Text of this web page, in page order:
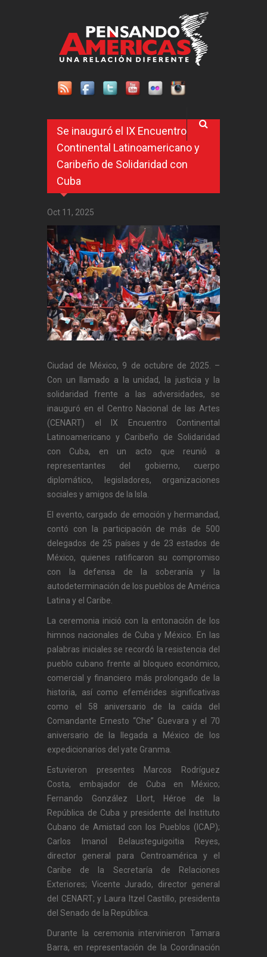
Se inauguró el IX Encuentro
Continental Latinoamericano y
Caribeño de Solidaridad con
Cuba
Oct 11, 2025
Ciudad de México, 9 de octubre de 2025. –
Con un llamado a la unidad, la justicia y la
solidaridad frente a las adversidades, se
inauguró en el Centro Nacional de las Artes
(CENART) el IX Encuentro Continental
Latinoamericano y Caribeño de Solidaridad
con Cuba, en un acto que reunió a
representantes del gobierno, cuerpo
diplomático, legisladores, organizaciones
sociales y amigos de la Isla.
El evento, cargado de emoción y hermandad,
contó con la participación de más de 500
delegados de 25 países y de 23 estados de
México, quienes ratificaron su compromiso
con la defensa de la soberanía y la
autodeterminación de los pueblos de América
Latina y el Caribe.
La ceremonia inició con la entonación de los
himnos nacionales de Cuba y México. En las
palabras iniciales se recordó la resistencia del
pueblo cubano frente al bloqueo económico,
comercial y financiero más prolongado de la
historia, así como efemérides significativas
como el 58 aniversario de la caída del
Comandante Ernesto “Che” Guevara y el 70
aniversario de la llegada a México de los
expedicionarios del yate Granma.
Estuvieron presentes Marcos Rodríguez
Costa, embajador de Cuba en México;
Fernando González Llort, Héroe de la
República de Cuba y presidente del Instituto
Cubano de Amistad con los Pueblos (ICAP);
Carlos Imanol Belausteguigoitia Reyes,
director general para Centroamérica y el
Caribe de la Secretaría de Relaciones
Exteriores; Vicente Jurado, director general
del CENART; y Laura Itzel Castillo, presidenta
del Senado de la República.
Durante la ceremonia intervinieron Tamara
Barra, en representación de la Coordinación